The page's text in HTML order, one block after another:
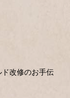
改修のお手伝